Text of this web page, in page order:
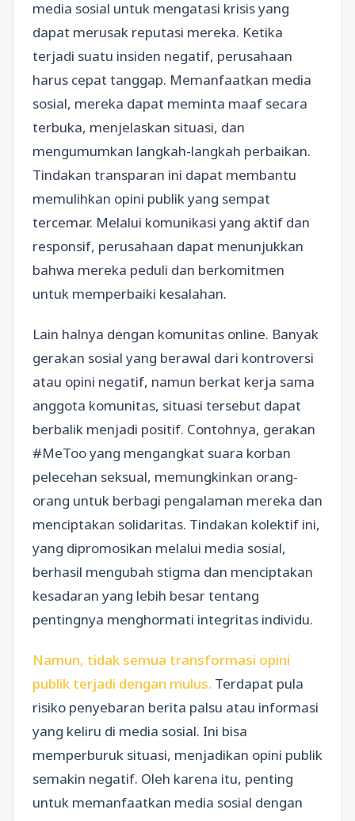
media sosial untuk mengatasi krisis yang
dapat merusak reputasi mereka. Ketika
terjadi suatu insiden negatif, perusahaan
harus cepat tanggap. Memanfaatkan media
sosial, mereka dapat meminta maaf secara
terbuka, menjelaskan situasi, dan
mengumumkan langkah-langkah perbaikan.
Tindakan transparan ini dapat membantu
memulihkan opini publik yang sempat
tercemar. Melalui komunikasi yang aktif dan
responsif, perusahaan dapat menunjukkan
bahwa mereka peduli dan berkomitmen
untuk memperbaiki kesalahan.
Lain halnya dengan komunitas online. Banyak
gerakan sosial yang berawal dari kontroversi
atau opini negatif, namun berkat kerja sama
anggota komunitas, situasi tersebut dapat
berbalik menjadi positif. Contohnya, gerakan
#MeToo yang mengangkat suara korban
pelecehan seksual, memungkinkan orang-
orang untuk berbagi pengalaman mereka dan
menciptakan solidaritas. Tindakan kolektif ini,
yang dipromosikan melalui media sosial,
berhasil mengubah stigma dan menciptakan
kesadaran yang lebih besar tentang
pentingnya menghormati integritas individu.
Namun, tidak semua transformasi opini
publik terjadi dengan mulus. Terdapat pula
risiko penyebaran berita palsu atau informasi
yang keliru di media sosial. Ini bisa
memperburuk situasi, menjadikan opini publik
semakin negatif. Oleh karena itu, penting
untuk memanfaatkan media sosial dengan